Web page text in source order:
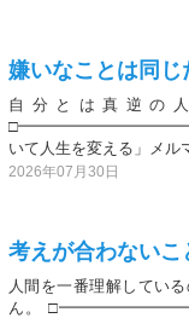
嫌いなことは同
自分とは真逆の
いて人生を変える」メ
2026年07月30日
考えが合わないこ
人間を一番理解してい
ん。